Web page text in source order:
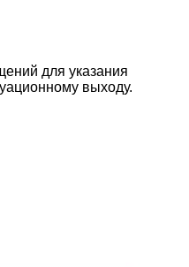
для указания
выходу.